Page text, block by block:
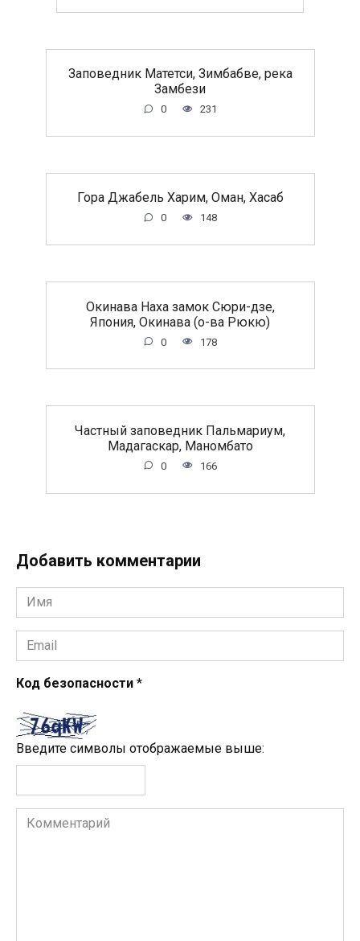
Заповедник Матетси, Зимбабве, река
Замбези
0 231
Гора Джабель Харим, Оман, Хасаб
0 148
Окинава Наха замок Сюри-дзе,
Япония, Окинава (о-ва Рюкю)
0 178
Частный заповедник Пальмариум,
Мадагаскар, Маномбато
0 166
Добавить комментарии
Имя
*
Email
*
Код безопасности *
Введите символы отображаемые выше:
Комментарий